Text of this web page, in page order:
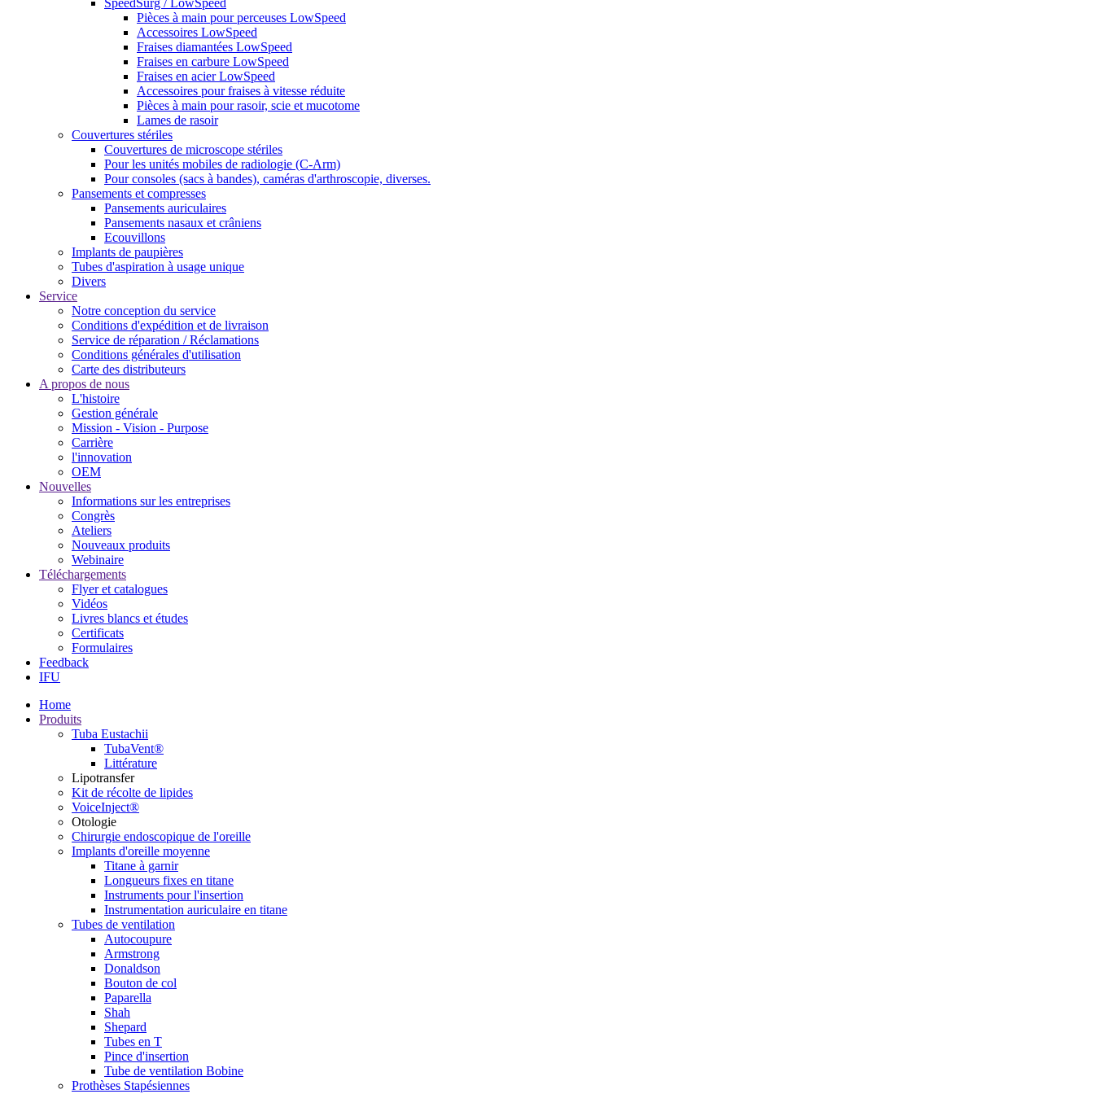
SpeedSurg / LowSpeed
Pièces à main pour perceuses LowSpeed
Accessoires LowSpeed
Fraises diamantées LowSpeed
Fraises en carbure LowSpeed
Fraises en acier LowSpeed
Accessoires pour fraises à vitesse réduite
Pièces à main pour rasoir, scie et mucotome
Lames de rasoir
Couvertures stériles
Couvertures de microscope stériles
Pour les unités mobiles de radiologie (C-Arm)
Pour consoles (sacs à bandes), caméras d'arthroscopie, diverses.
Pansements et compresses
Pansements auriculaires
Pansements nasaux et crâniens
Ecouvillons
Implants de paupières
Tubes d'aspiration à usage unique
Divers
Service
Notre conception du service
Conditions d'expédition et de livraison
Service de réparation / Réclamations
Conditions générales d'utilisation
Carte des distributeurs
A propos de nous
L'histoire
Gestion générale
Mission - Vision - Purpose
Carrière
l'innovation
OEM
Nouvelles
Informations sur les entreprises
Congrès
Ateliers
Nouveaux produits
Webinaire
Téléchargements
Flyer et catalogues
Vidéos
Livres blancs et études
Certificats
Formulaires
Feedback
IFU
Home
Produits
Tuba Eustachii
TubaVent®
Littérature
Lipotransfer
Kit de récolte de lipides
VoiceInject®
Otologie
Chirurgie endoscopique de l'oreille
Implants d'oreille moyenne
Titane à garnir
Longueurs fixes en titane
Instruments pour l'insertion
Instrumentation auriculaire en titane
Tubes de ventilation
Autocoupure
Armstrong
Donaldson
Bouton de col
Paparella
Shah
Shepard
Tubes en T
Pince d'insertion
Tube de ventilation Bobine
Prothèses Stapésiennes